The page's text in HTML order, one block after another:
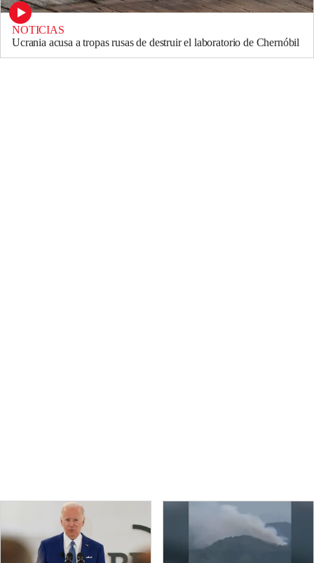
NOTICIAS
Ucrania acusa a tropas rusas de destruir el laboratorio de Chernóbil